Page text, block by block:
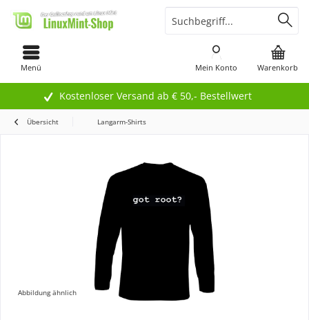
Kostenloser Versand ab € 50,- Bestellwert
Menü Warenkorb
Mein Konto
Übersicht Langarm-Shirts
Abbildung ähnlich